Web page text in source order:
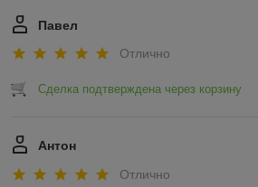
Павел
Отлично
Сделка подтверждена через корзину
Антон
Отлично